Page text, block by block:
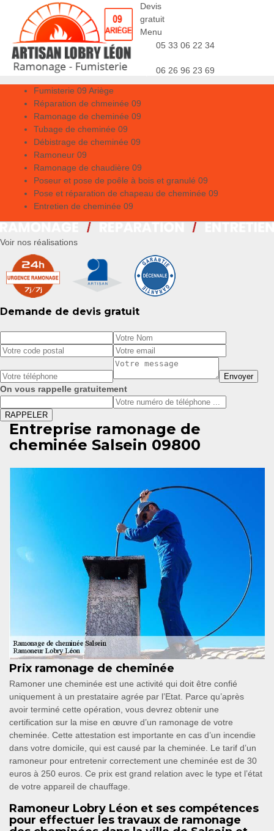
Devis
gratuit
Menu
05 33 06 22 34
06 26 96 23 69
Fumisterie 09 Ariège
Réparation de chmeinée 09
Ramonage de cheminée 09
Tubage de cheminée 09
Débistrage de cheminée 09
Ramoneur 09
Ramonage de chaudière 09
Poseur et pose de poêle à bois et granulé 09
Pose et réparation de chapeau de cheminée 09
Entretien de cheminée 09
Voir nos réalisations
Demande de devis gratuit
On vous rappelle gratuitement
Entreprise ramonage de
cheminée Salsein 09800
Prix ramonage de cheminée
Ramoner une cheminée est une activité qui doit être confié
uniquement à un prestataire agrée par l’Etat. Parce qu’après
avoir terminé cette opération, vous devrez obtenir une
certification sur la mise en œuvre d’un ramonage de votre
cheminée. Cette attestation est importante en cas d’un incendie
dans votre domicile, qui est causé par la cheminée. Le tarif d’un
ramoneur pour entretenir correctement une cheminée est de 30
euros à 250 euros. Ce prix est grand relation avec le type et l’état
de votre appareil de chauffage.
Ramoneur Lobry Léon et ses compétences
pour effectuer les travaux de ramonage